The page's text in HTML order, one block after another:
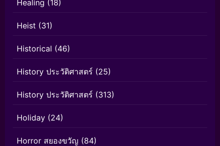
Healing (18)
Heist (31)
Historical (46)
History ประวัติศาสตร์ (25)
History ประวัติศาสตร์ (313)
Holiday (24)
Horror สยองขวัญ (84)